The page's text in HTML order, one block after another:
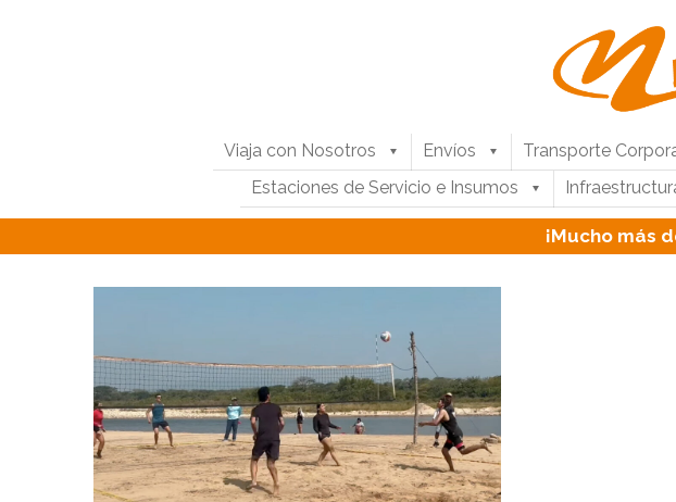
Viaja con Nosotros Envíos Transporte
Estaciones de Servicio e Insumos
¡Mucho más